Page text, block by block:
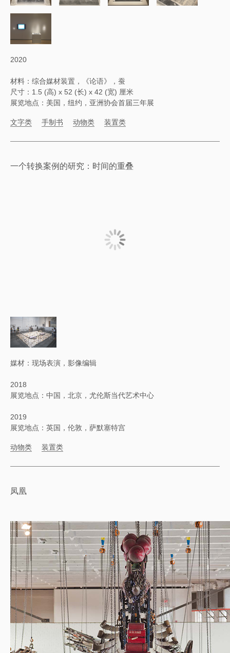
2020
材料：综合媒材装置，《论语》，蚕
尺寸：1.5 (高) x 52 (长) x 42 (宽) 厘米
展览地点：美国，纽约，亚洲协会首届三年展
文字类 手制书 动物类 装置类
一个转换案例的研究：时间的重叠
媒材：现场表演，影像编辑
2018
展览地点：中国，北京，尤伦斯当代艺术中心
2019
展览地点：英国，伦敦，萨默塞特宫
动物类 装置类
凤凰